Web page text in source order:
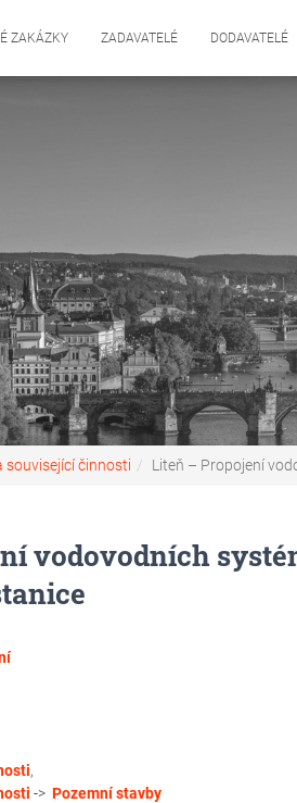
ZAKÁZKY ZADAVATELÉ DODAVATELÉ
související činnosti Liteň – Propojení
vodovodních
,
-> Pozemní stavby